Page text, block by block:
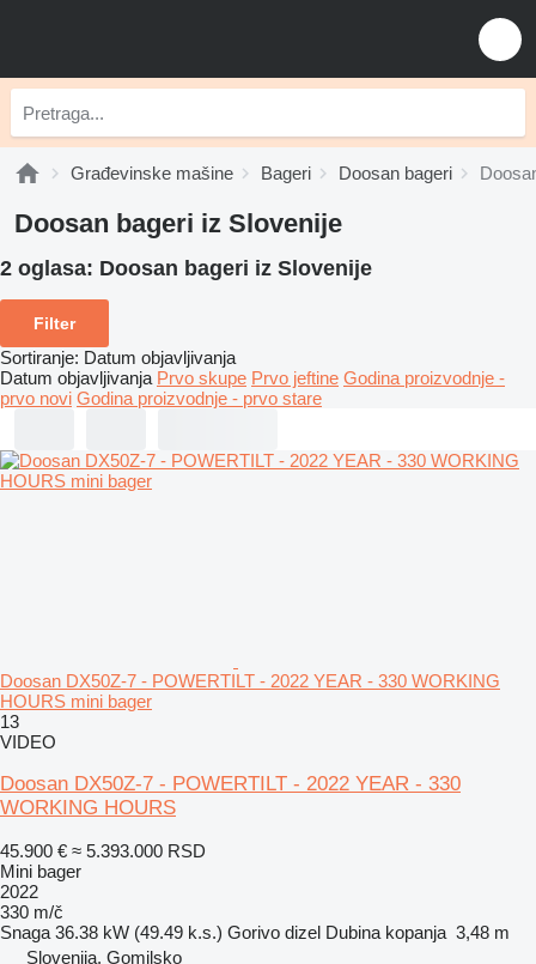
Građevinske mašine Bageri Doosan bageri
Doosan bageri iz Slovenije
2 oglasa: Doosan bageri iz Slovenije
Filter
Sortiranje: Datum objavljivanja
Datum objavljivanja Prvo skupe Prvo jeftine Godina proizvodnje -
prvo novi Godina proizvodnje - prvo stare
Doosan DX50Z-7 - POWERTILT - 2022 YEAR - 330 WORKING
HOURS mini bager
13
VIDEO
Doosan DX50Z-7 - POWERTILT - 2022 YEAR - 330
WORKING HOURS
45.900 € ≈ 5.393.000 RSD
Mini bager
2022
330 m/č
Snaga 36.38 kW (49.49 k.s.) Gorivo dizel Dubina kopanja 3,48 m
Slovenija, Gomilsko